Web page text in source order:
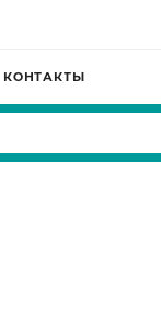
КОНТАКТЫ